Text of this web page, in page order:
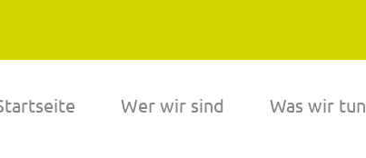
Wer wir sind Was wir tun